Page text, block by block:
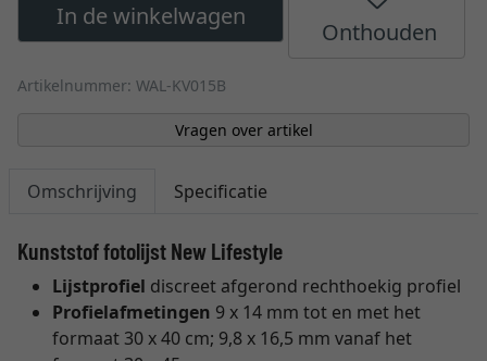
In de winkelwagen
Onthouden
Artikelnummer: WAL-KV015B
Vragen over artikel
Omschrijving Specificatie
Kunststof fotolijst New Lifestyle
Lijstprofiel discreet afgerond rechthoekig profiel
Profielafmetingen 9 x 14 mm tot en met het
formaat 30 x 40 cm; 9,8 x 16,5 mm vanaf het